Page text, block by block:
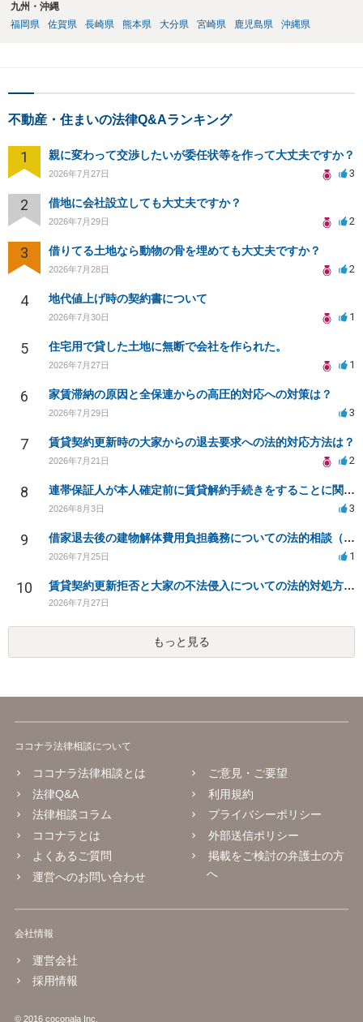
九州・沖縄
福岡県
佐賀県 長崎県 熊本県 大分県 宮崎県 鹿児島県 沖縄県
不動産・住まいの法律Q&Aランキング
1 親に変わって交渉したいが委任状等を作って大丈夫ですか？
2026年7月27日 3
2 借地に会社設立しても大丈夫ですか？
2026年7月29日 2
3 借りてる土地なら動物の骨を埋めても大丈夫ですか？
2026年7月28日 2
4 地代値上げ時の契約書について
2026年7月30日 1
5 住宅用で貸した土地に無断で会社を作られた。
2026年7月27日 1
6 家賃滞納の原因と全保連からの高圧的対応への対策は？
2026年7月29日 3
7 賃貸契約更新時の大家からの退去要求への法的対応方法は？
2026年7月21日 2
8 連帯保証人が本人確定前に賃貸解約手続きをすることに関して
2026年8月3日 3
9 借家退去後の建物解体費用負担義務についての法的相談（補足説明修正）
2026年7月25日 1
10 賃貸契約更新拒否と大家の不法侵入についての法的対処方法は？
2026年7月27日
もっと見る
ココナラ法律相談について
ココナラ法律相談とは
法律Q&A
法律相談コラム
ココナラとは
よくあるご質問
運営へのお問い合わせ
ご意見・ご要望
利用規約
プライバシーポリシー
外部送信ポリシー
掲載をご検討の弁護士の方
へ
会社情報
運営会社
採用情報
© 2016 coconala Inc.